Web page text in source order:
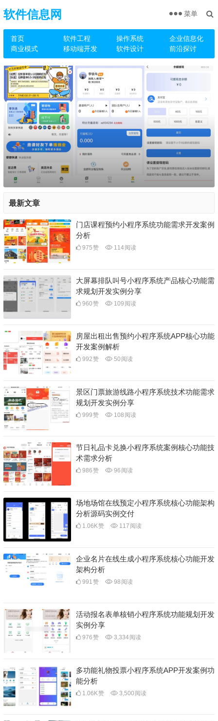
软件信息网
首页 软件工程 操作系统
企业信息化
商业模式
移动端开发 软件设计 前沿探讨
菜单
最新文章
门店课程预约小程序系统功能需求开发案例
分析
975赞 114阅读
大屏幕排队叫号小程序系统产品核心功能需
求规划开发实例分享
960赞 109 阅读
房屋出租出售预约小程序系统APP核心功能
开发案例解析
992赞 50 阅读
景区门票旅游线路小程序系统技术功能需求
规划开发实例分享
999赞 108 阅读
节日礼品卡兑换小程序系统案例核心功能技
术需求分析
986赞 96 阅读
场地场馆在线预定小程序系统核心功能架构
分析源码实例交付
1.06K赞 117 阅读
企业名片在线生成小程序系统核心功能开发
架构分析
991赞 98 阅读
活动报名表单核销小程序系统功能规划开发
实例分享
976赞 3,334阅读
多功能礼物投票小程序系统APP开发案例功
能分析
1.06K赞 3,500 阅读